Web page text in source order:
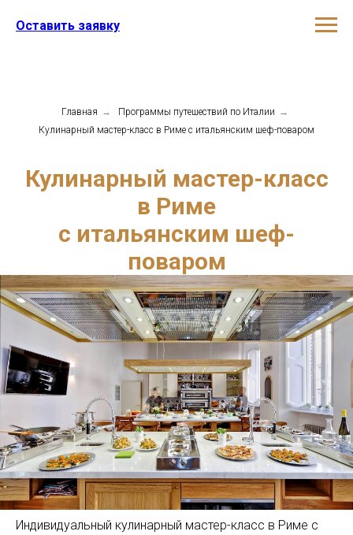
Оставить заявку
Главная → Программы путешествий по Италии →
Кулинарный мастер-класс в Риме c итальянским шеф-поваром
Кулинарный мастер-класс
в Риме
c итальянским шеф-
поваром
Индивидуальный кулинарный мастер-класс в Риме с